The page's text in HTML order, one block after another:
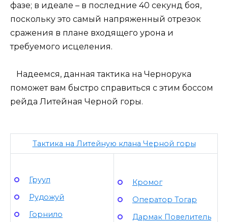
фазе; в идеале – в последние 40 секунд боя,
поскольку это самый напряженный отрезок
сражения в плане входящего урона и
требуемого исцеления.
Надеемся, данная тактика на Чернорука
поможет вам быстро справиться с этим боссом
рейда Литейная Черной горы.
Тактика на Литейную клана Черной горы
Груул
Рудожуй
Горнило
Кромог
Оператор Тогар
Дармак Повелитель